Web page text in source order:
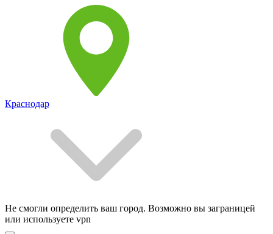
Краснодар
Не смогли определить ваш город. Возможно вы заграницей
или используете vpn